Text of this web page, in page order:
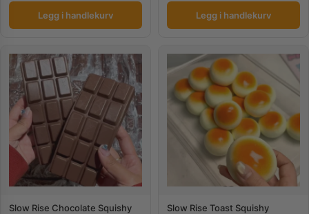
Legg i handlekurv Legg i handlekurv
Slow Rise Chocolate Squishy Slow Rise Toast Squishy